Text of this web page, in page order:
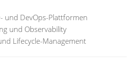
und DevOps-Plattformen
und Observability
Lifecycle-Management